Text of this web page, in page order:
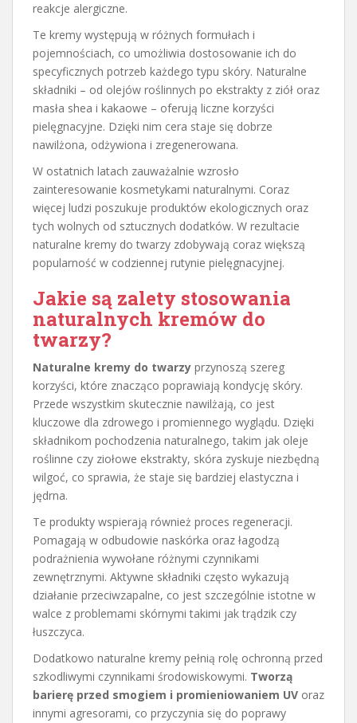
reakcje alergiczne.
Te kremy występują w różnych formułach i
pojemnościach, co umożliwia dostosowanie ich do
specyficznych potrzeb każdego typu skóry. Naturalne
składniki – od olejów roślinnych po ekstrakty z ziół oraz
masła shea i kakaowe – oferują liczne korzyści
pielęgnacyjne. Dzięki nim cera staje się dobrze
nawilżona, odżywiona i zregenerowana.
W ostatnich latach zauważalnie wzrosło
zainteresowanie kosmetykami naturalnymi. Coraz
więcej ludzi poszukuje produktów ekologicznych oraz
tych wolnych od sztucznych dodatków. W rezultacie
naturalne kremy do twarzy zdobywają coraz większą
popularność w codziennej rutynie pielęgnacyjnej.
Jakie są zalety stosowania
naturalnych kremów do
twarzy?
Naturalne kremy do twarzy przynoszą szereg
korzyści, które znacząco poprawiają kondycję skóry.
Przede wszystkim skutecznie nawilżają, co jest
kluczowe dla zdrowego i promiennego wyglądu. Dzięki
składnikom pochodzenia naturalnego, takim jak oleje
roślinne czy ziołowe ekstrakty, skóra zyskuje niezbędną
wilgoć, co sprawia, że staje się bardziej elastyczna i
jędrna.
Te produkty wspierają również proces regeneracji.
Pomagają w odbudowie naskórka oraz łagodzą
podrażnienia wywołane różnymi czynnikami
zewnętrznymi. Aktywne składniki często wykazują
działanie przeciwzapalne, co jest szczególnie istotne w
walce z problemami skórnymi takimi jak trądzik czy
łuszczyca.
Dodatkowo naturalne kremy pełnią rolę ochronną przed
szkodliwymi czynnikami środowiskowymi. Tworzą
barierę przed smogiem i promieniowaniem UV oraz
innymi agresorami, co przyczynia się do poprawy